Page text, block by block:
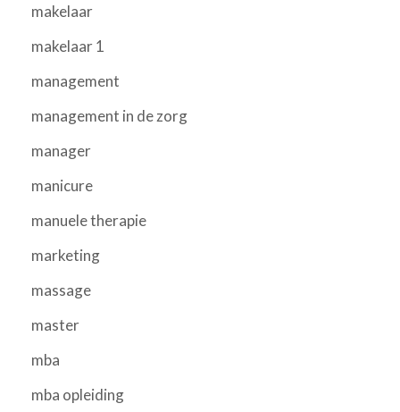
makelaar
makelaar 1
management
management in de zorg
manager
manicure
manuele therapie
marketing
massage
master
mba
mba opleiding